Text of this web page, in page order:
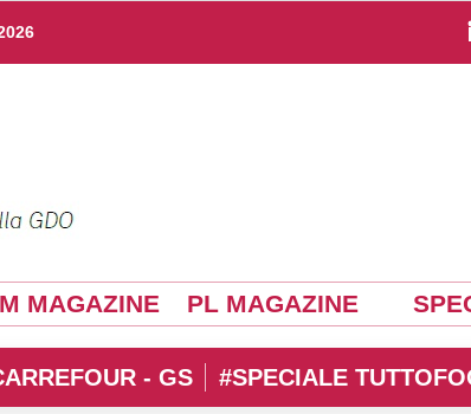
MAGAZINE PL MAGAZINE
- GS #SPECIALE